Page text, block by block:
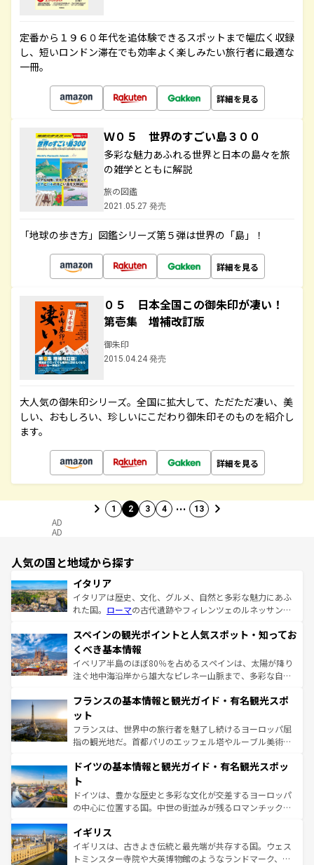
定番から１９６０年代を追体験できるスポットまで幅広く収録
し、短いロンドン滞在でも効率よく楽しみたい旅行者に最適な
一冊。
詳細を見る
Ｗ０５ 世界のすごい島３００
多彩な魅力あふれる世界と日本の島々を旅
の雑学とともに解説
旅の図鑑
2021.05.27 発売
「地球の歩き方」図鑑シリーズ第５弾は世界の「島」！
詳細を見る
０５ 日本全国この御朱印が凄い！
第壱集 増補改訂版
御朱印
2015.04.24 発売
大人気の御朱印シリーズ。全国に拡大して、ただただ凄い、美
しい、おもしろい、珍しいにこだわり御朱印そのものを紹介し
ます。
詳細を見る
1 2 3 4 … 13
AD
AD
人気の国と地域から探す
イタリア
イタリアは歴史、文化、グルメ、自然と多彩な魅力にあふ
れた国。 ローマの古代遺跡やフィレンツェのルネッサンス
ろん、トスカーナの美しい田園風景やアマルフィ海岸の絶
景など、自然景観も見逃せない。観光の合間には、本場の
ピザやパスタなど、絶品のイタリア料理を堪能することも
できる。朝目覚めてから夜眠るまで、すべての瞬間を楽し
なお、新着のイタリア情報はコンテンツ一覧を参照してほ
しい。
スペインの観光ポイントと人気スポット・知ってお
くべき基本情報
イベリア半島のほぼ80％を占めるスペインは、太陽が降り
注ぐ地中海沿岸から雄大なピレネー山脈まで、多彩な自然
文化が根付くこの国では、情熱的なフラメンコ、熱気あふ
れる闘牛、そして美味しいタパスが生活の一部となってい
る。首都マドリードの洗練された雰囲気や、バルセロナの
アートに溢れた街角から、地方では古代ローマ遺跡や中世
せる。地方によって風土や気候が異なるスペインはその個
ンテンツ一覧 を参照してほしい。
フランスの基本情報と観光ガイド・有名観光スポ
ット
フランスは、世界中の旅行者を魅了し続けるヨーロッパ屈
指の観光地だ。首都パリのエッフェル塔やルーブル美術館
で、幅広い魅力が詰まっている。華麗な宮殿、歴史的な大
聖堂、美しいビーチ、そして豊かな自然が、訪れる者を心
から魅了する。また、フランスは美食の国としても知ら
れ、フランス料理はユネスコ無形文化遺産にも登録されて
香り高いラベンダー畑など、多彩な楽しみ方が可能だ。さ
らに、パリ以外の地域にも魅力が溢れており、どの街角に
も豊かな歴史と文化が息づいている。パリ以外の個性あふ
ドイツの基本情報と観光ガイド・有名観光スポッ
ト
ドイツは、豊かな歴史と多彩な文化が交差するヨーロッパ
の中心に位置する国。中世の街並みが残るロマンチック街
顔を持つこの国は、どこを歩いても飽きることがない。ベ
ルリンの文化的活気、バイエルン州のアルプスの絶景、そ
してライン川沿いのワイン畑といった風景は必見。ビール
イギリス
イギリスは、古きよき伝統と最先端が共存する国。ウェス
トミンスター寺院や大英博物館のようなランドマーク、歴